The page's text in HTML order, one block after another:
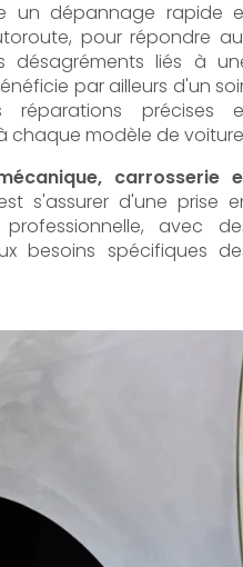
un dépannage rapide
pour répondre
désagréments liés à
par ailleurs d'un
réparations précises
chaque modèle de
carrosserie
s'assurer d'une prise
avec
besoins spécifiques